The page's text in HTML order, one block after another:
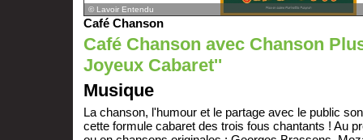
© Lavoir Entendu
Café Chanson
Café Chanson avec Chanson
Joyeux Cabaret''
Musique
La chanson, l'humour et le partage avec le public
cette formule cabaret des trois fous chantants ! Au